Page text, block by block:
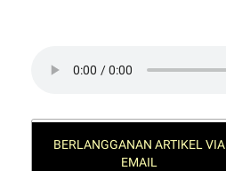
BERLANGGANAN ARTIKEL VIA
EMAIL